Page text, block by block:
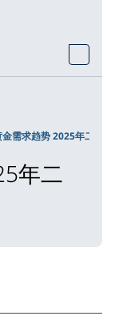
需求趋势 2025年二季
年二